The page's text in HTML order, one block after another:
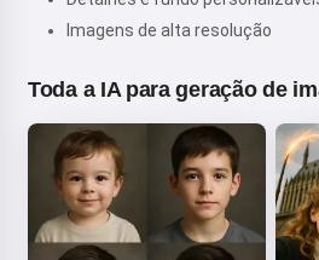
Imagens de alta resolução
Toda a IA para geração de